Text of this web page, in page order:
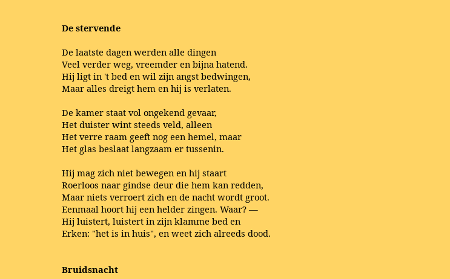
De stervende
De laatste dagen werden alle dingen
Veel verder weg, vreemder en bijna hatend.
Hij ligt in 't bed en wil zijn angst bedwingen,
Maar alles dreigt hem en hij is verlaten.
De kamer staat vol ongekend gevaar,
Het duister wint steeds veld, alleen
Het verre raam geeft nog een hemel, maar
Het glas beslaat langzaam er tussenin.
Hij mag zich niet bewegen en hij staart
Roerloos naar gindse deur die hem kan redden,
Maar niets verroert zich en de nacht wordt groot.
Eenmaal hoort hij een helder zingen. Waar? —
Hij luistert, luistert in zijn klamme bed en
Erken: "het is in huis", en weet zich alreeds dood.
Bruidsnacht